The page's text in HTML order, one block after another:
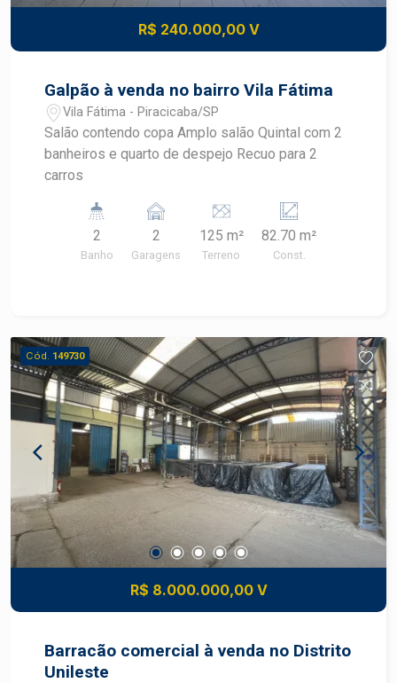
R$ 240.000,00 V
Galpão à venda no bairro Vila Fátima
Vila Fátima - Piracicaba/SP
Salão contendo copa Amplo salão Quintal com 2
banheiros e quarto de despejo Recuo para 2
carros
2
Banho
2
Garagens
125 m²
Terreno
82.70 m²
Const.
Cód. 149730
R$ 8.000.000,00 V
Barracão comercial à venda no Distrito
Unileste